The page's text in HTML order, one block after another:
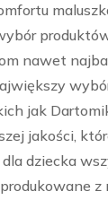
nawet
jak
jakości,
dziecka